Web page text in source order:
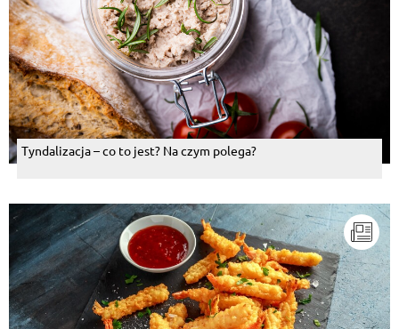
Tyndalizacja – co to jest? Na czym polega?